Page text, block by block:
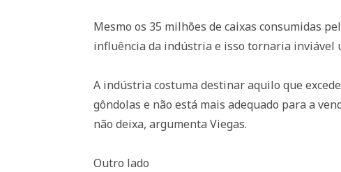
Mesmo os 35 milhões de caixas consumidas
influência da indústria e isso tornaria inviável
A indústria costuma destinar aquilo que
gôndolas e não está mais adequado para a
não deixa, argumenta Viegas.
Outro lado